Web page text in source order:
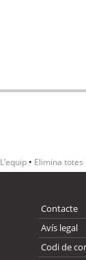
L’equip • Elimina
Contacte
Avís legal
Codi de